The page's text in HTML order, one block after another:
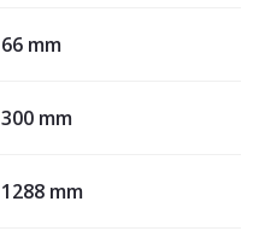
66 mm
300 mm
1288 mm